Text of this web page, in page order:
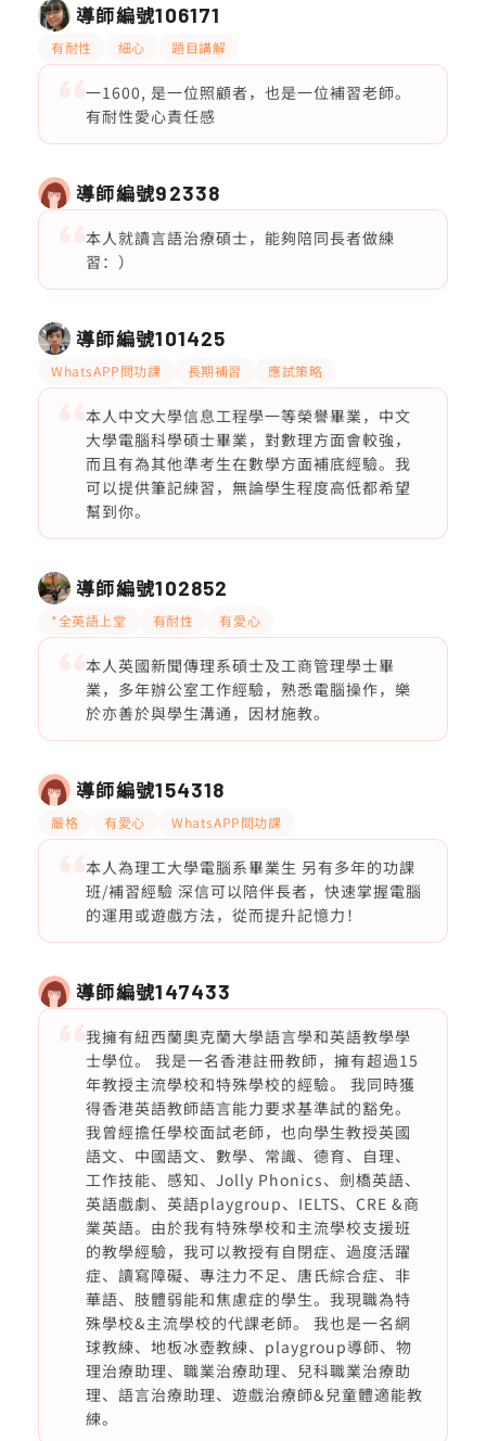
導師編號106171
有耐性 細心 題目講解
一1600, 是一位照顧者，也是一位補習老師。
有耐性愛心責任感
導師編號92338
本人就讀言語治療碩士，能夠陪同長者做練
習：）
導師編號101425
WhatsAPP問功課 長期補習 應試策略
本人中文大學信息工程學一等榮譽畢業，中文
大學電腦科學碩士畢業，對數理方面會較強，
而且有為其他準考生在數學方面補底經驗。我
可以提供筆記練習，無論學生程度高低都希望
幫到你。
導師編號102852
*全英語上堂 有耐性 有愛心
本人英國新聞傳理系碩士及工商管理學士畢
業，多年辦公室工作經驗，熟悉電腦操作，樂
於亦善於與學生溝通，因材施教。
導師編號154318
嚴格 有愛心 WhatsAPP問功課
本人為理工大學電腦系畢業生 另有多年的功課
班/補習經驗 深信可以陪伴長者，快速掌握電腦
的運用或遊戲方法，從而提升記憶力！
導師編號147433
我擁有紐西蘭奧克蘭大學語言學和英語教學學
士學位。 我是一名香港註冊教師，擁有超過15
年教授主流學校和特殊學校的經驗。 我同時獲
得香港英語教師語言能力要求基準試的豁免。
我曾經擔任學校面試老師，也向學生教授英國
語文、中國語文、數學、常識、德育、自理、
工作技能、感知、Jolly Phonics、劍橋英語、
英語戲劇、英語playgroup、IELTS、CRE &商
業英語。由於我有特殊學校和主流學校支援班
的教學經驗，我可以教授有自閉症、過度活躍
症、讀寫障礙、專注力不足、唐氏綜合症、非
華語、肢體弱能和焦慮症的學生。我現職為特
殊學校&主流學校的代課老師。 我也是一名網
球教練、地板冰壺教練、playgroup導師、物
理治療助理、職業治療助理、兒科職業治療助
理、語言治療助理、遊戲治療師&兒童體適能教
練。